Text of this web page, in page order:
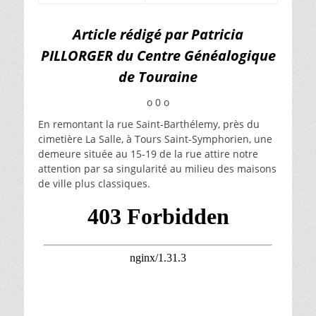
Article rédigé par Patricia
PILLORGER du Centre Généalogique
de Touraine
o 0 o
En remontant la rue Saint-Barthélemy, près du
cimetière La Salle, à Tours Saint-Symphorien, une
demeure située au 15-19 de la rue attire notre
attention par sa singularité au milieu des maisons
de ville plus classiques.